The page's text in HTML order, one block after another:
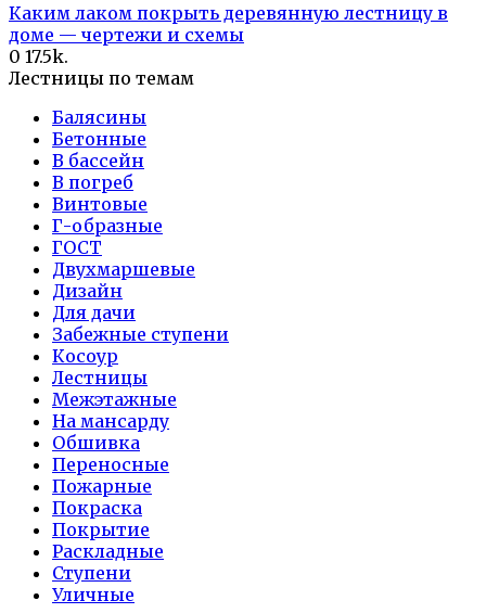
Каким лаком покрыть деревянную лестницу в
доме — чертежи и схемы
0 17.5k.
Лестницы по темам
Балясины
Бетонные
В бассейн
В погреб
Винтовые
Г-образные
ГОСТ
Двухмаршевые
Дизайн
Для дачи
Забежные ступени
Косоур
Лестницы
Межэтажные
На мансарду
Обшивка
Переносные
Пожарные
Покраска
Покрытие
Раскладные
Ступени
Уличные